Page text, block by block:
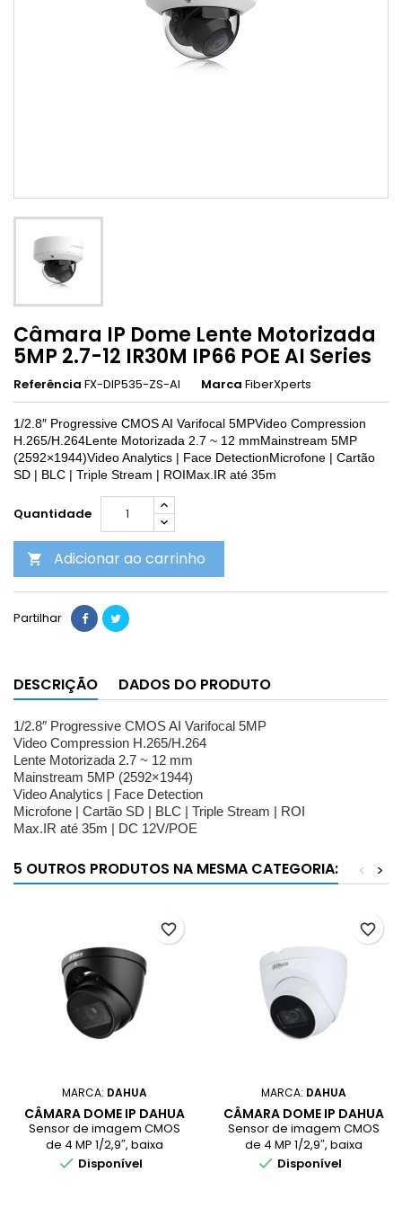
Câmara IP Dome Lente Motorizada
5MP 2.7-12 IR30M IP66 POE AI Series
Referência FX-DIP535-ZS-AI Marca FiberXperts
1/2.8″ Progressive CMOS AI Varifocal 5MPVideo Compression
H.265/H.264Lente Motorizada 2.7 ~ 12 mmMainstream 5MP
(2592×1944)Video Analytics | Face DetectionMicrofone | Cartão
SD | BLC | Triple Stream | ROIMax.IR até 35m
Quantidade
 Adicionar ao carrinho
Partilhar
DESCRIÇÃO DADOS DO PRODUTO
1/2.8″ Progressive CMOS AI Varifocal 5MP
Video Compression H.265/H.264
Lente Motorizada 2.7 ~ 12 mm
Mainstream 5MP (2592×1944)
Video Analytics | Face Detection
Microfone | Cartão SD | BLC | Triple Stream | ROI
Max.IR até 35m | DC 12V/POE
5 OUTROS PRODUTOS NA MESMA CATEGORIA: >
<
MARCA: DAHUA
CÂMARA DOME IP DAHUA
4MP 2.8-12MM IP67 POE
PRETO
Sensor de imagem CMOS
de 4 MP 1/2,9″, baixa
luminância e imagem de
 Disponível
favorite_border
MARCA: DAHUA
CÂMARA DOME IP DAHUA
4MP 2.8-12MM IP67 POE
Sensor de imagem CMOS
de 4 MP 1/2,9″, baixa
luminância e imagem de
 Disponível
favorite_border